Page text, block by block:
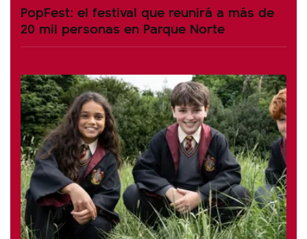
PopFest: el festival que reunirá a más de
20 mil personas en Parque Norte